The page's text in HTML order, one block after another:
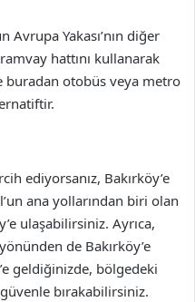
Yakası’nın diğer
hattını kullanarak
buradan otobüs veya metro
ediyorsanız, Bakırköy’e
ana yollarından biri olan
ulaşabilirsiniz. Ayrıca,
de Bakırköy’e
geldiğinizde, bölgedeki
bırakabilirsiniz.